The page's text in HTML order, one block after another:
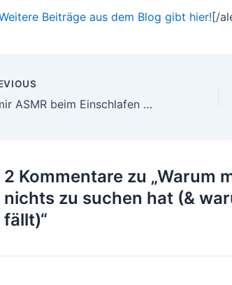
Beiträge aus dem Blog gibt hier! [/
Wie mir ASMR beim Einschlafen hilft
2 Kommentare zu „Warum
nichts zu suchen hat (&
fällt)“